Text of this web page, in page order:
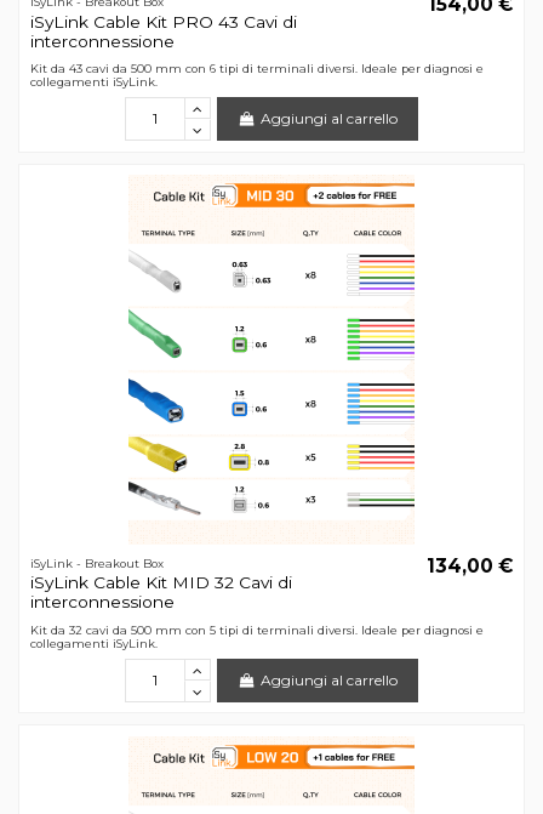
iSyLink Cable Kit PRO 43 Cavi di
interconnessione
Kit da 43 cavi da 500 mm con 6 tipi di terminali diversi. Ideale per diagnosi e
collegamenti iSyLink.
Aggiungi al carrello
iSyLink - Breakout Box
iSyLink Cable Kit MID 32 Cavi di
interconnessione
134,00 €
Kit da 32 cavi da 500 mm con 5 tipi di terminali diversi. Ideale per diagnosi e
collegamenti iSyLink.
Aggiungi al carrello